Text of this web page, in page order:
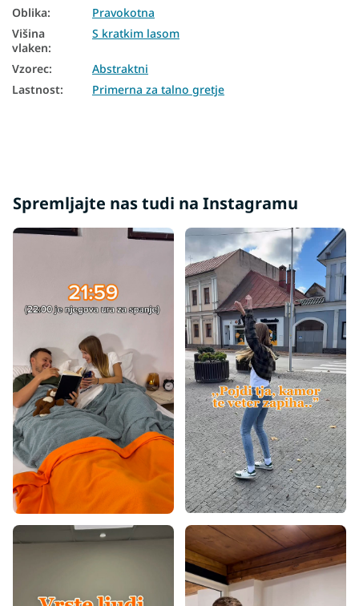
Oblika:
Pravokotna
Višina
vlaken:
S kratkim lasom
Vzorec:
Abstraktni
Lastnost: Primerna za talno gretje
Spremljajte nas tudi na Instagramu